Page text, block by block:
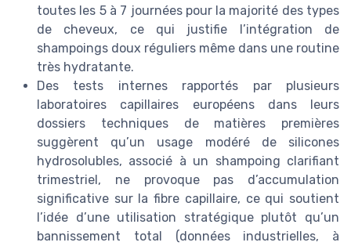
toutes les 5 à 7 journées pour la majorité des types
de cheveux, ce qui justifie l’intégration de
shampoings doux réguliers même dans une routine
très hydratante.
Des tests internes rapportés par plusieurs
laboratoires capillaires européens dans leurs
dossiers techniques de matières premières
suggèrent qu’un usage modéré de silicones
hydrosolubles, associé à un shampoing clarifiant
trimestriel, ne provoque pas d’accumulation
significative sur la fibre capillaire, ce qui soutient
l’idée d’une utilisation stratégique plutôt qu’un
bannissement total (données industrielles, à